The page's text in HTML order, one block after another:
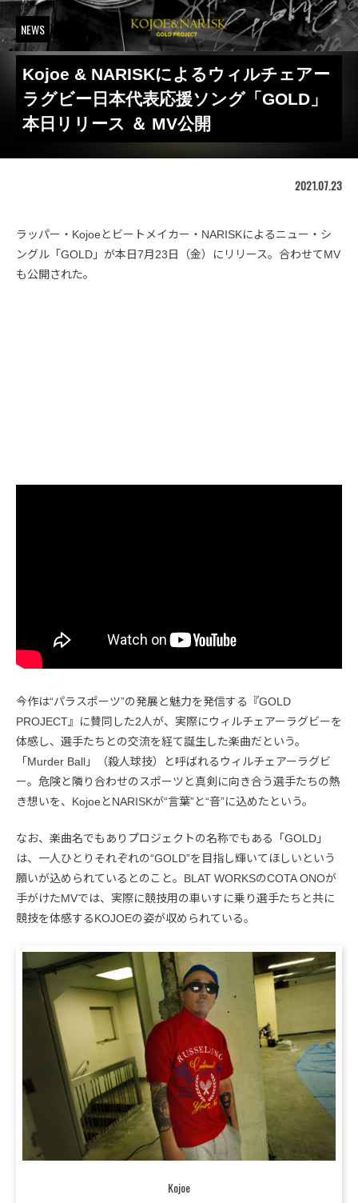
NEWS
Kojoe & NARISKによるウィルチェアー
ラグビー日本代表応援ソング「GOLD」
本日リリース ＆ MV公開
2021.07.23
ラッパー・Kojoeとビートメイカー・NARISKによるニュー・シ
ングル「GOLD」が本日7月23日（金）にリリース。合わせてMV
も公開された。
今作は“パラスポーツ”の発展と魅力を発信する『GOLD
PROJECT』に賛同した2人が、実際にウィルチェアーラグビーを
体感し、選手たちとの交流を経て誕生した楽曲だという。
「Murder Ball」（殺人球技）と呼ばれるウィルチェアーラグビ
ー。危険と隣り合わせのスポーツと真剣に向き合う選手たちの熱
き想いを、KojoeとNARISKが“言葉”と“音”に込めたという。
なお、楽曲名でもありプロジェクトの名称でもある「GOLD」
は、一人ひとりそれぞれの“GOLD”を目指し輝いてほしいという
願いが込められているとのこと。BLAT WORKSのCOTA ONOが
手がけたMVでは、実際に競技用の車いすに乗り選手たちと共に
競技を体感するKOJOEの姿が収められている。
Kojoe